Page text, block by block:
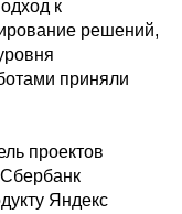
к
решений,
приняли
проектов
Яндекс